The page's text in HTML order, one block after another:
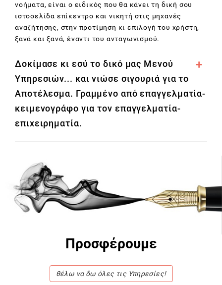
νοήματα, είναι ο ειδικός που θα κάνει τη δική σου
ιστοσελίδα επίκεντρο και νικητή στις μηχανές
αναζήτησης, στην προτίμηση κι επιλογή του χρήστη,
ξανά και ξανά, έναντι του ανταγωνισμού.
Δοκίμασε κι εσύ το δικό μας Μενού
Υπηρεσιών... και νιώσε σιγουριά για το
Αποτέλεσμα. Γραμμένο από επαγγελματία-
κειμενογράφο για τον επαγγελματία-
επιχειρηματία.
Προσφέρουμε
θέλω να δω όλες τις Υπηρεσίες!